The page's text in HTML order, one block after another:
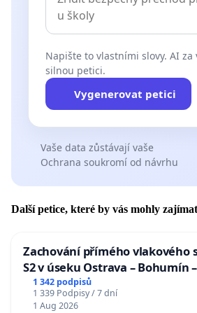
Napište to vlastními slovy. AI
silnou petici.
Vygenerovat petici
Vaše data zůstávají vaše
Ochrana soukromí od návrhu
Další petice, které by vás mohly zajímat
Zachování přímého vlakového
S2 v úseku Ostrava – Bohumín
u Jablunkova
1 342 podpisů
1 339 Podpisy / 7 dní
1 Aug 2026